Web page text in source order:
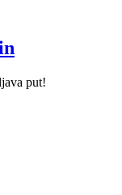
put!